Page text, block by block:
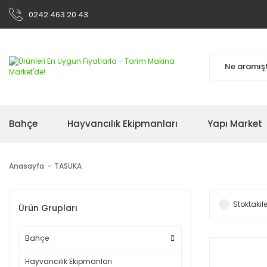
0242 463 20 43
Bahçe Hayvancılık Ekipmanları Yapı Market
Anasayfa TASUKA
Ürün Grupları
Bahçe
Hayvancılık Ekipmanları